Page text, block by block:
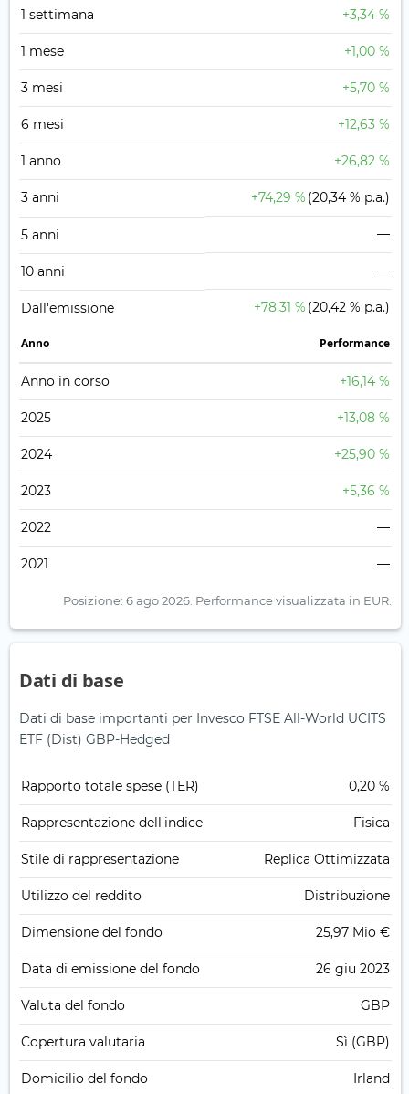
1 settimana +3,34 %
1 mese +1,00 %
3 mesi +5,70 %
6 mesi +12,63 %
1 anno +26,82 %
3 anni +74,29 % (20,34 % p.a.)
5 anni —
10 anni —
Dall'emissione +78,31 % (20,42 % p.a.)
Anno Performance
Anno in corso +16,14 %
2025 +13,08 %
2024 +25,90 %
2023 +5,36 %
2022 —
2021 —
Posizione: 6 ago 2026. Performance visualizzata in EUR.
Dati di base
Dati di base importanti per Invesco FTSE All-World UCITS
ETF (Dist) GBP-Hedged
Rapporto totale spese (TER) 0,20 %
Rappresentazione dell'indice Fisica
Stile di rappresentazione Replica Ottimizzata
Utilizzo del reddito Distribuzione
Dimensione del fondo 25,97 Mio €
Data di emissione del fondo 26 giu 2023
Valuta del fondo GBP
Copertura valutaria Sì (GBP)
Domicilio del fondo Irland